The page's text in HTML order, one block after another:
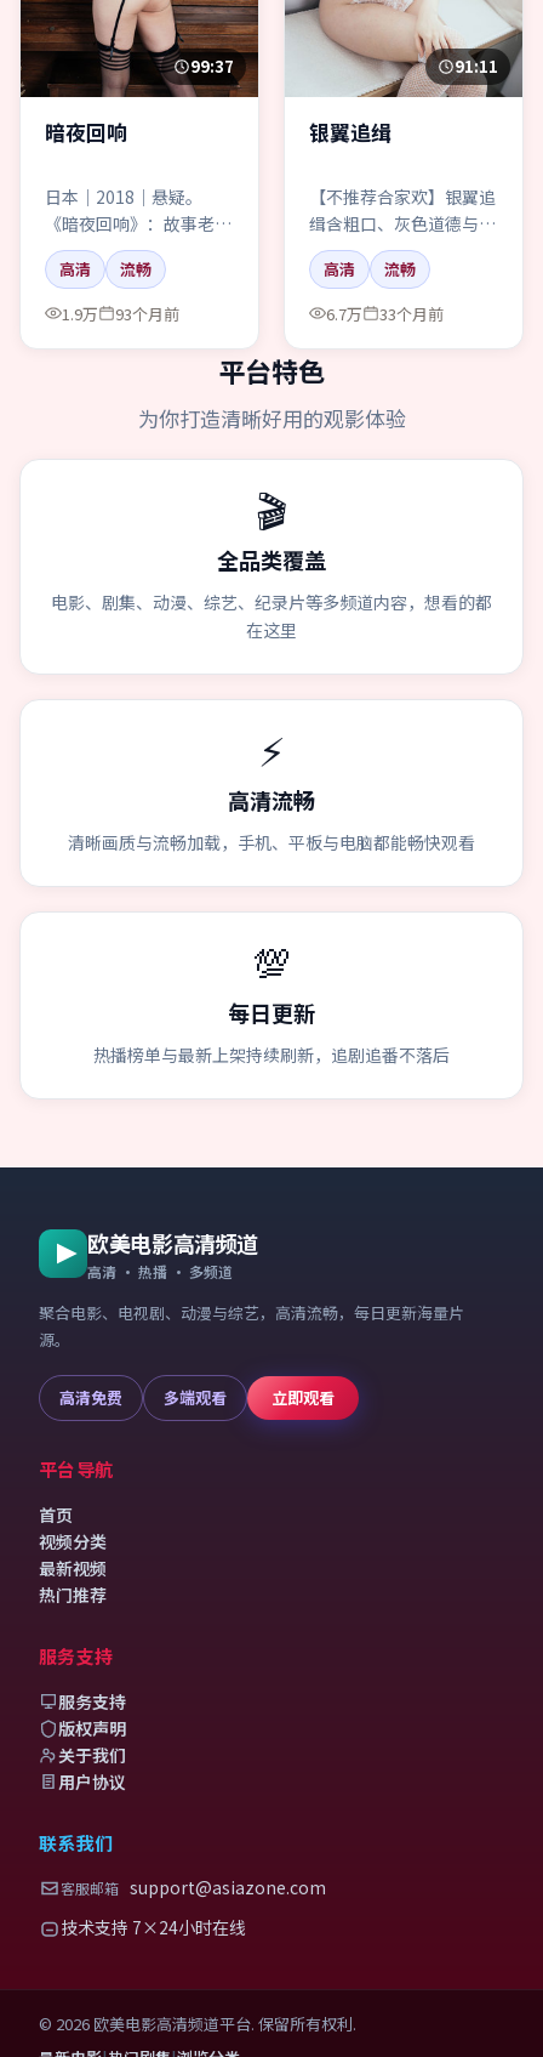
99:37
暗夜回响
日本｜2018｜悬疑。
《暗夜回响》：故事老不
老？老。拍得用不用心？
用。
高清
流畅
1.9万
93个月前
91:11
银翼追缉
【不推荐合家欢】银翼追
缉含粗口、灰色道德与长
夜行走。喜欢“干净喜
剧”的请绕道。
高清
流畅
6.7万
33个月前
平台特色
为你打造清晰好用的观影体验
🎬
全品类覆盖
电影、剧集、动漫、综艺、纪录片等多频道内容，想看的都
在这里
⚡
高清流畅
清晰画质与流畅加载，手机、平板与电脑都能畅快观看
💯
每日更新
热播榜单与最新上架持续刷新，追剧追番不落后
欧美电影高清频道
高清 · 热播 · 多频道
聚合电影、电视剧、动漫与综艺，高清流畅，每日更新海量片
源。
高清免费 多端观看 立即观看
平台导航
首页
视频分类
最新视频
热门推荐
服务支持
服务支持
版权声明
关于我们
用户协议
联系我们
客服邮箱 support@asiazone.com
技术支持 7×24小时在线
© 2026 欧美电影高清频道平台. 保留所有权利.